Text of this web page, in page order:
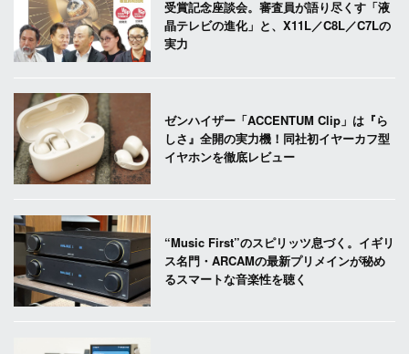
受賞記念座談会。審査員が語り尽くす「液
晶テレビの進化」と、X11L／C8L／C7Lの
実力
ゼンハイザー「ACCENTUM Clip」は『ら
しさ』全開の実力機！同社初イヤーカフ型
イヤホンを徹底レビュー
“Music First”のスピリッツ息づく。イギリ
ス名門・ARCAMの最新プリメインが秘め
るスマートな音楽性を聴く